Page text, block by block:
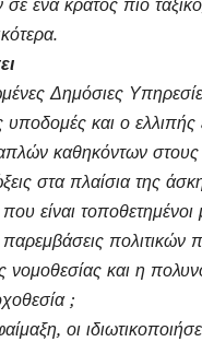
ένα κράτος πιο
Δημόσιες
υποδομές και ο ελλιπής
καθηκόντων
στα πλαίσια της
που είναι
παρεμβάσεις πολιτικών
νομοθεσίας και η
;
οι